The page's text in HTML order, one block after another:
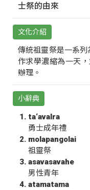
士祭的由來
文化介紹
傳統祖靈祭是一系
作求學濃縮為一天
辦理。
小辭典
ta‘avalra
勇士成年禮
molapangolai
祖靈祭
asavasavahe
男性青年
atamatama